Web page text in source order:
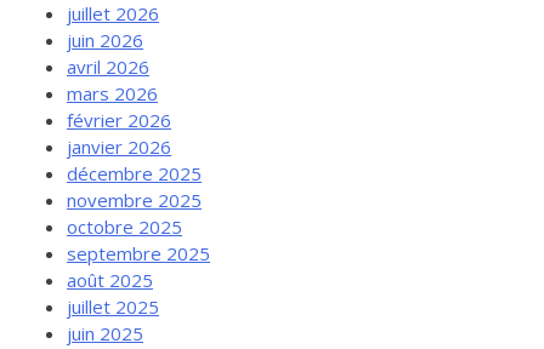
juillet 2026
juin 2026
avril 2026
mars 2026
février 2026
janvier 2026
décembre 2025
novembre 2025
octobre 2025
septembre 2025
août 2025
juillet 2025
juin 2025